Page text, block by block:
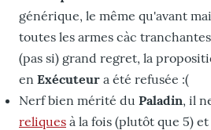
générique, le même qu'avant
toutes les armes càc
(pas si) grand regret, la
en Exécuteur a été refusée :(
Nerf bien mérité du Paladin, il
reliques à la fois (plutôt que 5)